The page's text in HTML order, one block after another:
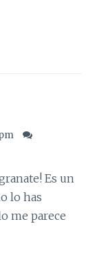
Es un
lo has
me parece